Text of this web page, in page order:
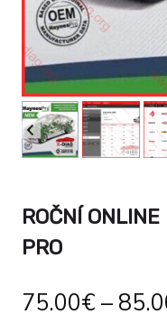
ROČNÍ
PRO
75.00€ –